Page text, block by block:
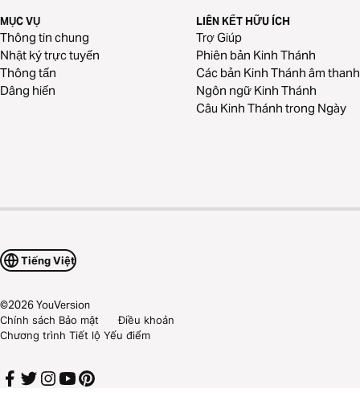
MỤC VỤ
Thông tin chung
Nhật ký trực tuyến
Thông tấn
Dâng hiến
LIÊN KẾT HỮU ÍCH
Trợ Giúp
Phiên bản Kinh Thánh
Các bản Kinh Thánh âm thanh
Ngôn ngữ Kinh Thánh
Câu Kinh Thánh trong Ngày
Tiếng Việt
©2026YouVersion
Chính sách Bảo mật
Điều khoản
Chương trình Tiết lộ Yếu điểm